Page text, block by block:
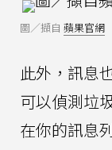
圖／擷自 蘋果官網
此外，訊息
可以偵測垃
在你的訊息